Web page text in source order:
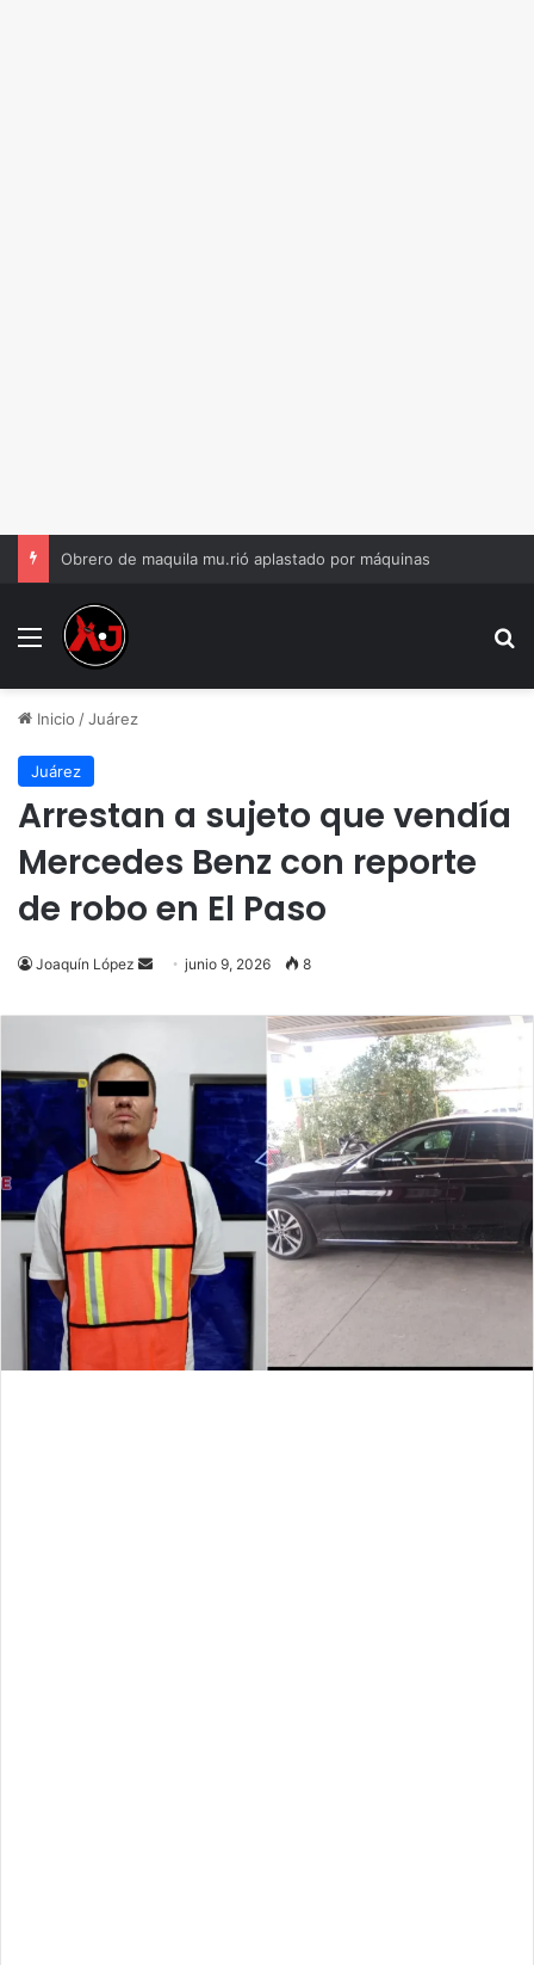
Obrero de maquila mu.rió aplastado por máquinas
Menu
Inicio /Juárez
Juárez
Arrestan a sujeto que vendía
Mercedes Benz con reporte
de robo en El Paso
Joaquín López
Send
email
junio 9, 2026 8